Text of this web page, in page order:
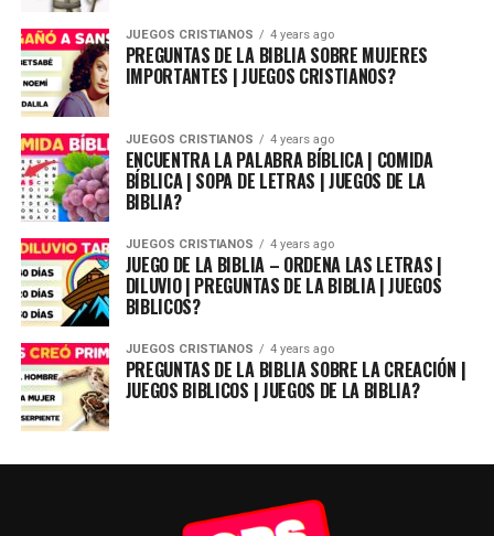
JUEGOS CRISTIANOS 4 years ago
PREGUNTAS DE LA BIBLIA SOBRE MUJERES
IMPORTANTES | JUEGOS CRISTIANOS?
JUEGOS CRISTIANOS 4 years ago
ENCUENTRA LA PALABRA BÍBLICA | COMIDA
BÍBLICA | SOPA DE LETRAS | JUEGOS DE LA
BIBLIA?
JUEGOS CRISTIANOS 4 years ago
JUEGO DE LA BIBLIA – ORDENA LAS LETRAS |
DILUVIO | PREGUNTAS DE LA BIBLIA | JUEGOS
BIBLICOS?
JUEGOS CRISTIANOS 4 years ago
PREGUNTAS DE LA BIBLIA SOBRE LA CREACIÓN |
JUEGOS BIBLICOS | JUEGOS DE LA BIBLIA?